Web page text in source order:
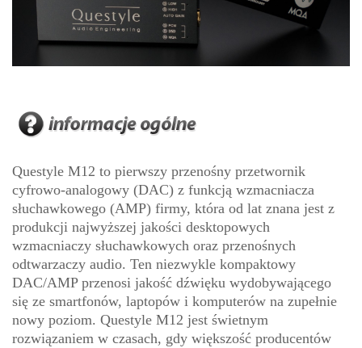
Questyle M12 to pierwszy przenośny przetwornik
cyfrowo-analogowy (DAC) z funkcją wzmacniacza
słuchawkowego (AMP) firmy, która od lat znana jest z
produkcji najwyższej jakości desktopowych
wzmacniaczy słuchawkowych oraz przenośnych
odtwarzaczy audio. Ten niezwykle kompaktowy
DAC/AMP przenosi jakość dźwięku wydobywającego
się ze smartfonów, laptopów i komputerów na zupełnie
nowy poziom. Questyle M12 jest świetnym
rozwiązaniem w czasach, gdy większość producentów